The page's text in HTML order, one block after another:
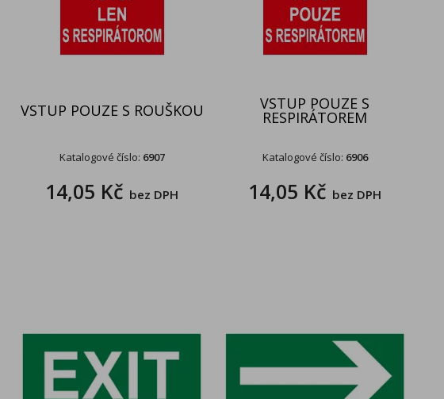
VSTUP POUZE S ROUŠKOU
Katalogové číslo: 6907
14,05 Kč bez DPH
VSTUP POUZE S
RESPIRÁTOREM
Katalogové číslo: 6906
14,05 Kč bez DPH